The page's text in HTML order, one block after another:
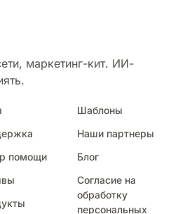
маркетинг-кит. ИИ-
помощи
Шаблоны
Наши партнеры
Блог
Согласие на
обработку
персональных